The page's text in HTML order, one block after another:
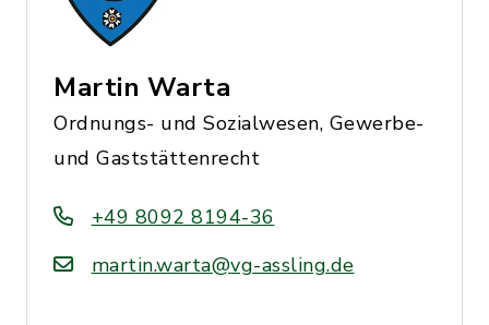
Martin Warta
Ordnungs- und Sozialwesen, Gewerbe-
und Gaststättenrecht
+49 8092 8194-36
martin.warta@vg-assling.de